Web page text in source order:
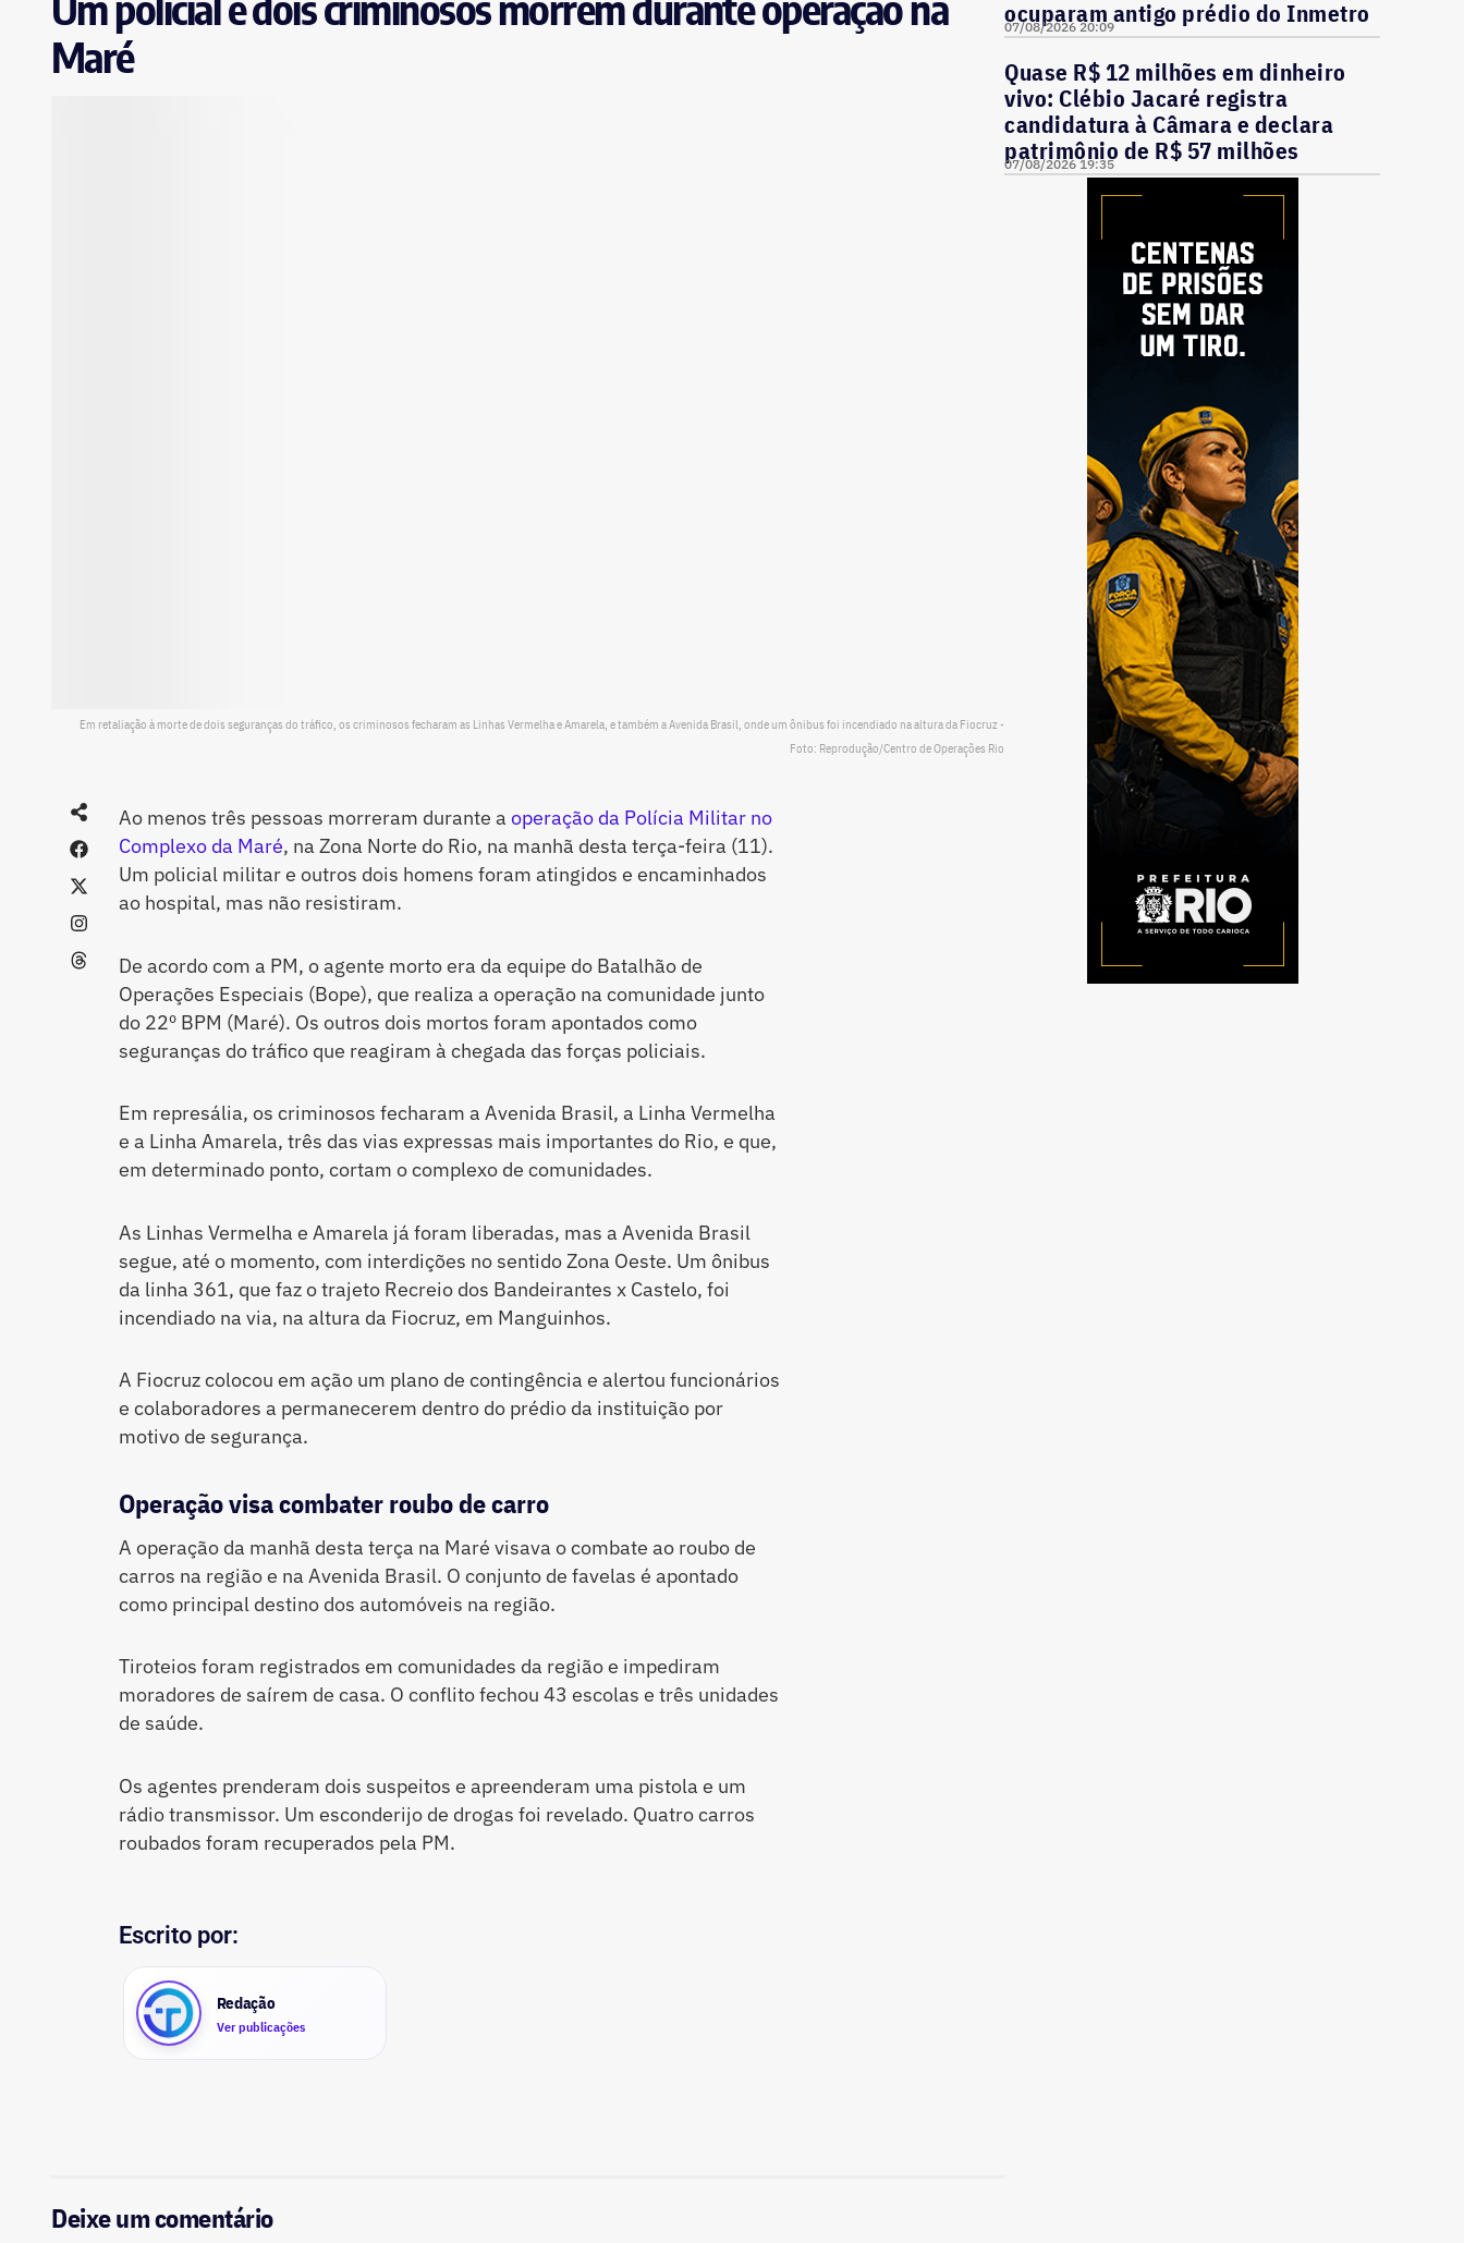
Maré
Em retaliação à morte de dois seguranças do tráfico, os criminosos fecharam as Linhas Vermelha e Amarela, e também a Avenida Brasil, onde um ônibus foi incendiado na altura da Fiocruz -
Foto: Reprodução/Centro de Operações Rio
Ao menos três pessoas morreram durante a operação da Polícia Militar no
Complexo da Maré, na Zona Norte do Rio, na manhã desta terça-feira (11).
Um policial militar e outros dois homens foram atingidos e encaminhados
ao hospital, mas não resistiram.
De acordo com a PM, o agente morto era da equipe do Batalhão de
Operações Especiais (Bope), que realiza a operação na comunidade junto
do 22º BPM (Maré). Os outros dois mortos foram apontados como
seguranças do tráfico que reagiram à chegada das forças policiais.
Em represália, os criminosos fecharam a Avenida Brasil, a Linha Vermelha
e a Linha Amarela, três das vias expressas mais importantes do Rio, e que,
em determinado ponto, cortam o complexo de comunidades.
As Linhas Vermelha e Amarela já foram liberadas, mas a Avenida Brasil
segue, até o momento, com interdições no sentido Zona Oeste. Um ônibus
da linha 361, que faz o trajeto Recreio dos Bandeirantes x Castelo, foi
incendiado na via, na altura da Fiocruz, em Manguinhos.
A Fiocruz colocou em ação um plano de contingência e alertou funcionários
e colaboradores a permanecerem dentro do prédio da instituição por
motivo de segurança.
Operação visa combater roubo de carro
A operação da manhã desta terça na Maré visava o combate ao roubo de
carros na região e na Avenida Brasil. O conjunto de favelas é apontado
como principal destino dos automóveis na região.
Tiroteios foram registrados em comunidades da região e impediram
moradores de saírem de casa. O conflito fechou 43 escolas e três unidades
de saúde.
Os agentes prenderam dois suspeitos e apreenderam uma pistola e um
rádio transmissor. Um esconderijo de drogas foi revelado. Quatro carros
roubados foram recuperados pela PM.
Escrito por:
Redação
Ver publicações
ocuparam antigo prédio do Inmetro
07/08/2026 20:09
Quase R$ 12 milhões em dinheiro
vivo: Clébio Jacaré registra
candidatura à Câmara e declara
patrimônio de R$ 57 milhões
07/08/2026 19:35
Deixe um comentário